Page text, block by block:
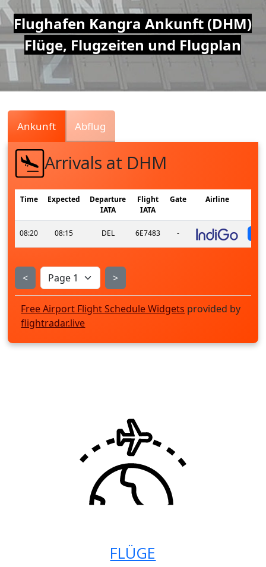
Air
Traffic
Live
Flughafen Kangra Ankunft (DHM)
Flüge, Flugzeiten und Flugplan
Ankunft Abflug
Arrivals at DHM
Time Expected
Departure
IATA
Flight
IATA
Gate Airline
08:20 08:15 DEL 6E7483 -
< >
Free Airport Flight Schedule Widgets provided by
flightradar.live
FLÜGE